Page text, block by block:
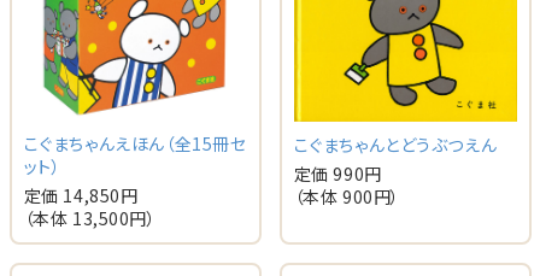
こぐまちゃんえほん（全15冊セ
ット）
定価 14,850円
（本体 13,500円）
こぐまちゃんとどうぶつえん
定価 990円
（本体 900円）